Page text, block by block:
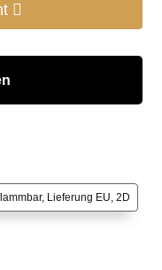
Lieferung EU, 2D